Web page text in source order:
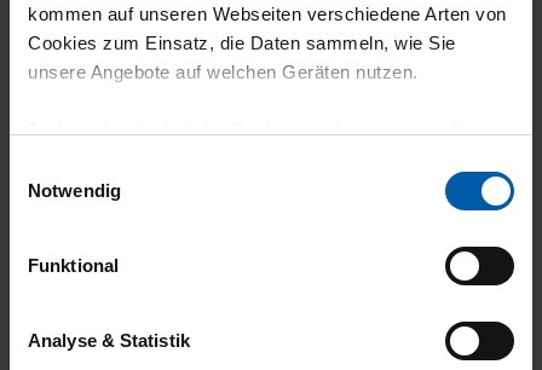
kommen auf unseren Webseiten verschiedene Arten von
Cookies zum Einsatz, die Daten sammeln, wie Sie
unsere Angebote auf welchen Geräten nutzen.
Technisch erforderliche Cookies sind eine notwendige
grundlegende Funktionen wie etwa zur Auswahl und
gewährleisten.
Für die Darstellung personalisierter Angebote, Anzeigen
und Inhalte aufgrund Ihres Nutzerverhaltens und Ihres
Notwendig
Funktional
Analyse & Statistik
Elastan die Tendenz etwas einzugehen.
Ich mag den Kragen und den Stoff generell.